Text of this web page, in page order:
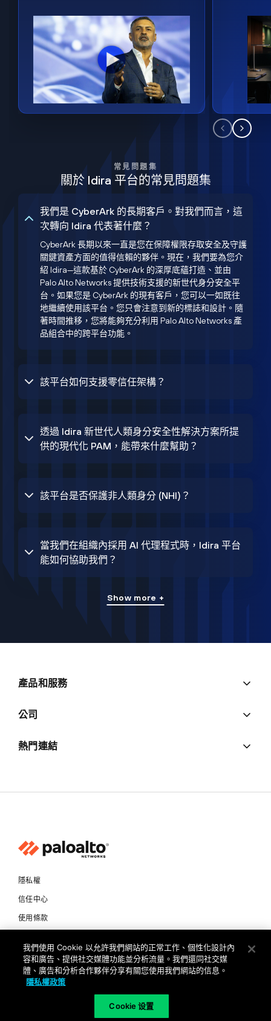
常見問題集
關於 Idira 平台的常見問題集
我們是 CyberArk 的長期客戶。對我們而言，這
次轉向 Idira 代表著什麼？
CyberArk 長期以來一直是您在保障權限存取安全及守護
關鍵資產方面的值得信賴的夥伴。現在，我們要為您介
紹 Idira—這款基於 CyberArk 的深厚底蘊打造、並由
Palo Alto Networks 提供技術支援的新世代身分安全平
台。如果您是 CyberArk 的現有客戶，您可以一如既往
地繼續使用該平台。您只會注意到新的標誌和設計。隨
著時間推移，您將能夠充分利用 Palo Alto Networks 產
品組合中的跨平台功能。
該平台如何支援零信任架構？
透過 Idira 新世代人類身分安全性解決方案所提
供的現代化 PAM，能帶來什麼幫助？
該平台是否保護非人類身分 (NHI)？
當我們在組織內採用 AI 代理程式時，Idira 平台
能如何協助我們？
Show more +
產品和服務
公司
熱門連結
隱私權
信任中心
使用條款
Copyright © 2026 Palo Alto Networks. All Rights Reserved
我們使用 Cookie 以允許我們網站的正常工作、個性化設計內
容和廣告、提供社交媒體功能並分析流量。我們還同社交媒
體、廣告和分析合作夥伴分享有關您使用我們網站的信息。
隱私權政策
Cookie 设置